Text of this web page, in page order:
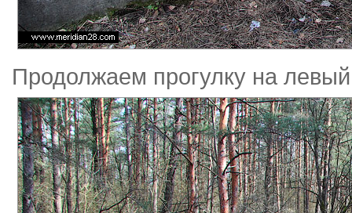
Продолжаем прогулку на